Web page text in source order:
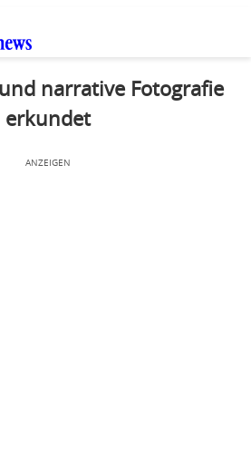
narrative Fotografie
erkundet
ANZEIGEN